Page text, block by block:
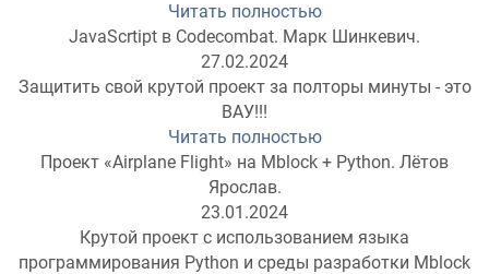
Читать полностью
JavaScrtipt в Codecombat. Марк Шинкевич.
27.02.2024
Защитить свой крутой проект за полторы минуты - это
ВАУ!!!
Читать полностью
Проект «Airplane Flight» на Mblock + Python. Лётов
Ярослав.
23.01.2024
Крутой проект с использованием языка
программирования Python и среды разработки Mblock